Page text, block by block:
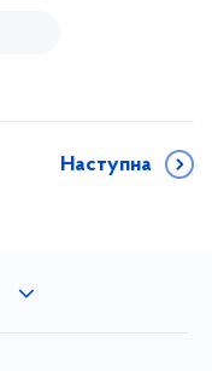
Наступна